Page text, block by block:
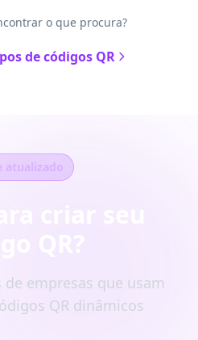
o que procura?
de códigos QR
atualizado
de empresas que usam
QR dinâmicos